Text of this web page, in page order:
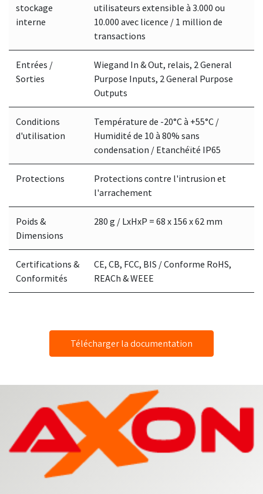
stockage
interne
utilisateurs extensible à 3.000 ou
10.000 avec licence / 1 million de
transactions
Entrées /
Sorties
Wiegand In & Out, relais, 2 General
Purpose Inputs, 2 General Purpose
Outputs
Conditions
d'utilisation
Température de -20°C à +55°C /
Humidité de 10 à 80% sans
condensation / Etanchéïté IP65
Protections
Protections contre l'intrusion et
l'arrachement
Poids &
Dimensions
280 g / LxHxP = 68 x 156 x 62 mm
Certifications &
Conformités
CE, CB, FCC, BIS / Conforme RoHS,
REACh & WEEE
Télécharger la documentation